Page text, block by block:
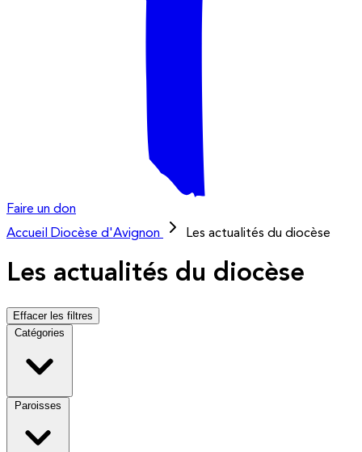
Faire un don
Accueil
Diocèse d'Avignon Les actualités du diocèse
Les actualités du diocèse
Effacer les filtres
Catégories
Paroisses